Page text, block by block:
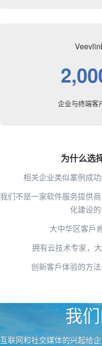
企业与终端客
为什么选
相关企业类似案例成
我们不是一家软件服务提供
化建设
大中华区客戶
拥有云技术专家，
创新客戶体验的方
我
互联网和社交媒体的兴起给